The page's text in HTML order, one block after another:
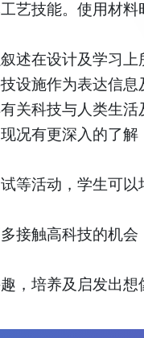
艺技能。使用材
述在设计及学习
设施作为表达信息
关科技与人类生
况有更深入的了
等活动，学生可
接触高科技的机
，培养及启发出想